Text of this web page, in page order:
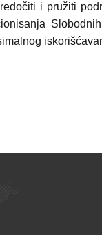
i pružiti